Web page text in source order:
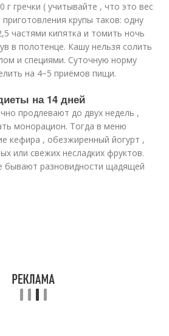
г гречки ( учитывайте , что это вес
крупы таков: одну
частями кипятка и томить ночь
в полотенце. Кашу нельзя солить
и специями. Суточную норму
на 4−5 приёмов пищи.
на 14 дней
продлевают до двух недель ,
монорацион. Тогда в меню
кефира , обезжиренный йогурт ,
или свежих несладких фруктов.
бывают разновидности щадящей